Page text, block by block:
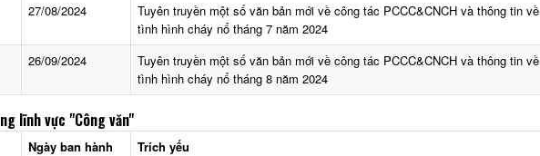
27/08/2024
Tuyên truyền một số văn bản mới về công tác PCCC&CNCH và thông tin về
tình hình cháy nổ tháng 7 năm 2024
26/09/2024
Tuyên truyền một số văn bản mới về công tác PCCC&CNCH và thông tin về
tình hình cháy nổ tháng 8 năm 2024
lĩnh vực "Công văn"
Ngày ban hành
Trích yếu